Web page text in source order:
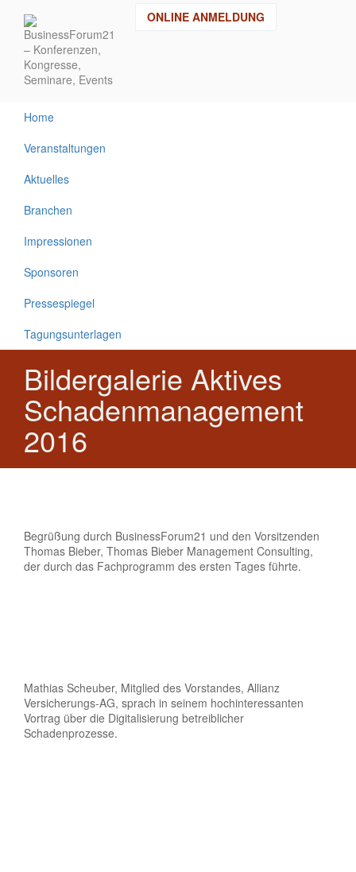
Inhalt
ONLINE ANMELDUNG
Home
Veranstaltungen
Aktuelles
Branchen
Impressionen
Sponsoren
Pressespiegel
Tagungsunterlagen
Bildergalerie Aktives
Schadenmanagement
2016
Begrüßung durch BusinessForum21 und den Vorsitzenden
Thomas Bieber, Thomas Bieber Management Consulting,
der durch das Fachprogramm des ersten Tages führte.
Mathias Scheuber, Mitglied des Vorstandes, Allianz
Versicherungs-AG, sprach in seinem hochinteressanten
Vortrag über die Digitalisierung betreiblicher
Schadenprozesse.